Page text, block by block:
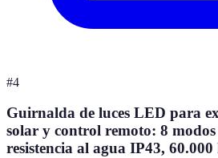
#4
Guirnalda de luces LED para
solar y control remoto: 8
resistencia al agua IP43,